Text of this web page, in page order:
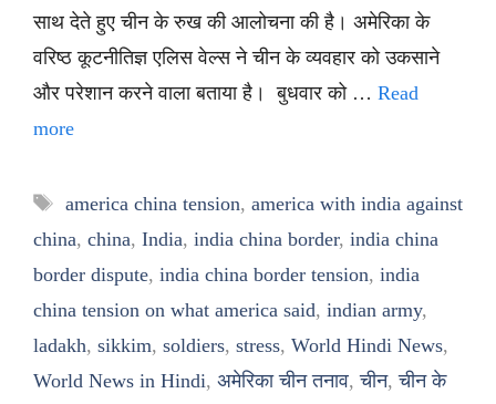
साथ देते हुए चीन के रुख की आलोचना की है। अमेरिका के
वरिष्ठ कूटनीतिज्ञ एलिस वेल्स ने चीन के व्यवहार को उकसाने
और परेशान करने वाला बताया है। बुधवार को … Read
more
Tags
america china tension, america with india against
china, china, India, india china border, india china
border dispute, india china border tension, india
china tension on what america said, indian army,
ladakh, sikkim, soldiers, stress, World Hindi News,
World News in Hindi, अमेरिका चीन तनाव,चीन,चीन के